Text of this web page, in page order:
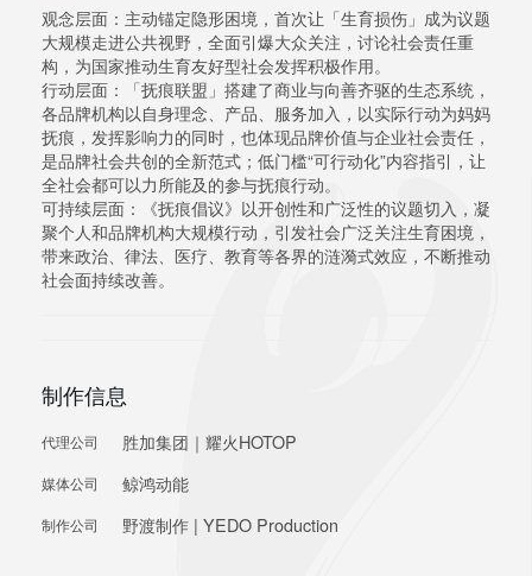
观念层面：主动锚定隐形困境，首次让「生育损伤」成为议题
大规模走进公共视野，全面引爆大众关注，讨论社会责任重
构，为国家推动生育友好型社会发挥积极作用。
行动层面：「抚痕联盟」搭建了商业与向善齐驱的生态系统，
各品牌机构以自身理念、产品、服务加入，以实际行动为妈妈
抚痕，发挥影响力的同时，也体现品牌价值与企业社会责任，
是品牌社会共创的全新范式；低门槛“可行动化”内容指引，让
全社会都可以力所能及的参与抚痕行动。
可持续层面：《抚痕倡议》以开创性和广泛性的议题切入，凝
聚个人和品牌机构大规模行动，引发社会广泛关注生育困境，
带来政治、律法、医疗、教育等各界的涟漪式效应，不断推动
社会面持续改善。
制作信息
代理公司 胜加集团｜耀火HOTOP
媒体公司 鲸鸿动能
制作公司 野渡制作 | YEDO Production